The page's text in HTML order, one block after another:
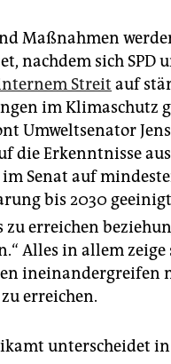
Maßnahmen
nachdem sich SPD
Streit auf
im Klimaschutz
Umweltsenator
die Erkenntnisse
Senat auf
bis 2030
zu erreichen
Alles in allem zeige
ineinandergreifen
erreichen.
unterscheidet in